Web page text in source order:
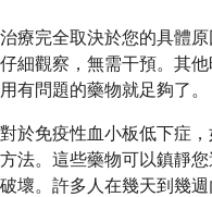
治療完全取決於您的具體
仔細觀察，無需干預。其
用有問題的藥物就足夠了。
對於免疫性血小板低下症
方法。這些藥物可以鎮靜
破壞。許多人在幾天到幾